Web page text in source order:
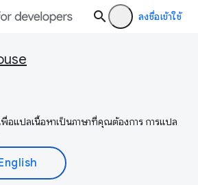
ลงชื่อเข้าใช้
พื่อแปลเนื้อหาเป็นภาษาที่คุณต้องการ การแปล